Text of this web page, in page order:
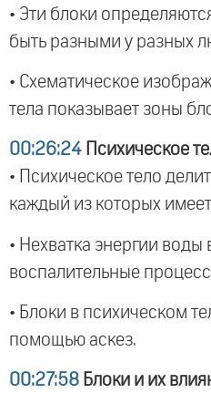
• Эти блоки
быть разными у разных
• Схематическое
тела показывает зоны
00:26:24 Психическое
• Психическое тело
каждый из которых
• Нехватка энергии воды
воспалительные
• Блоки в психическом
помощью аскез.
00:27:58 Блоки и их